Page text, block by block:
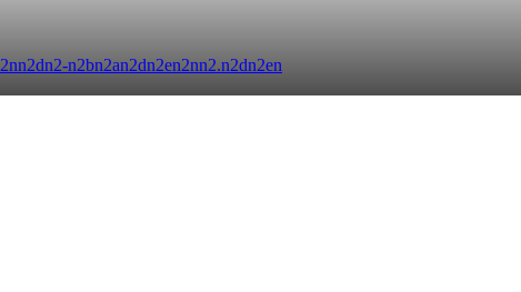
2nn2dn2-n2bn2an2dn2en2nn2.n2dn2en